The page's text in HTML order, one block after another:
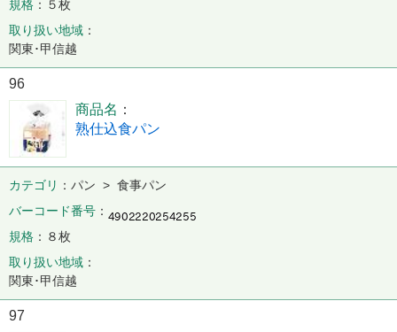
規格
５枚
取り扱い地域
関東･甲信越
96
商品名
熟仕込食パン
カテゴリ
パン > 食事パン
バーコード番号
規格
８枚
取り扱い地域
関東･甲信越
97